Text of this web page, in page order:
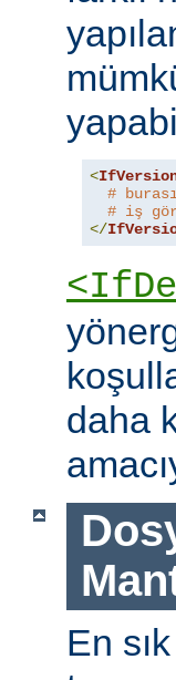
<
#
# iş
</
daha
En